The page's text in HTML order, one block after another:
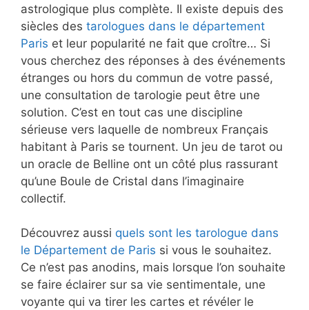
astrologique plus complète. Il existe depuis des
siècles des tarologues dans le département
Paris et leur popularité ne fait que croître… Si
vous cherchez des réponses à des événements
étranges ou hors du commun de votre passé,
une consultation de tarologie peut être une
solution. C’est en tout cas une discipline
sérieuse vers laquelle de nombreux Français
habitant à Paris se tournent. Un jeu de tarot ou
un oracle de Belline ont un côté plus rassurant
qu’une Boule de Cristal dans l’imaginaire
collectif.
Découvrez aussi quels sont les tarologue dans
le Département de Paris si vous le souhaitez.
Ce n’est pas anodins, mais lorsque l’on souhaite
se faire éclairer sur sa vie sentimentale, une
voyante qui va tirer les cartes et révéler le